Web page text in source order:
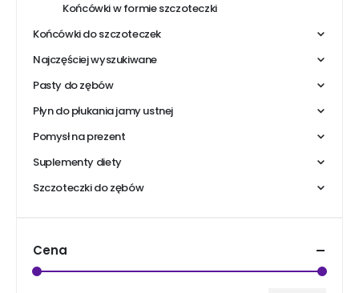
Końcówki w formie szczoteczki
Końcówki do szczoteczek
Najczęściej wyszukiwane
Pasty do zębów
Płyn do płukania jamy ustnej
Pomysł na prezent
Suplementy diety
Szczoteczki do zębów
Cena